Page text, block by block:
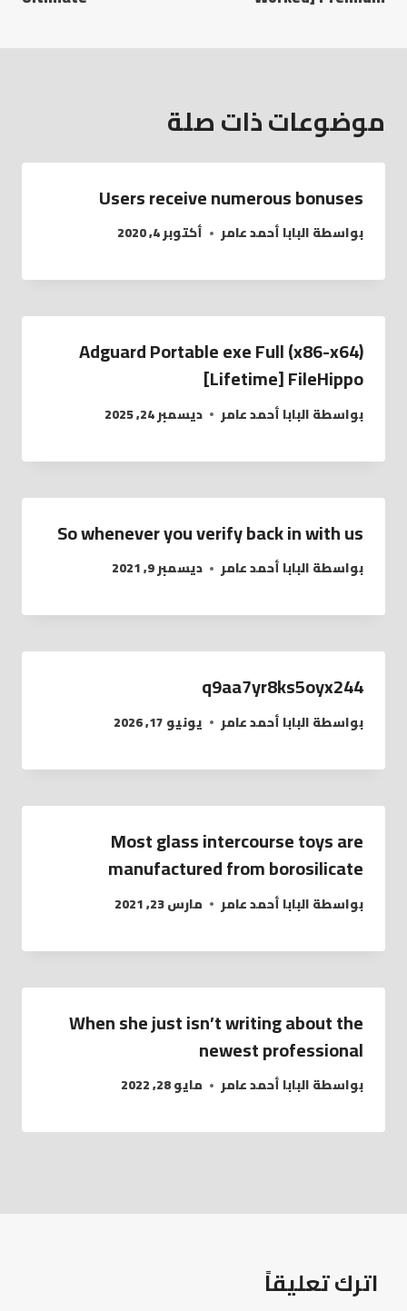
موضوعات ذات صلة
Users receive numerous bonuses
بواسطةالبابا أحمد عامر أكتوبر 4, 2020
Adguard Portable exe Full (x86-x64)
[Lifetime] FileHippo
بواسطةالبابا أحمد عامر ديسمبر 24, 2025
So whenever you verify back in with us
بواسطةالبابا أحمد عامر ديسمبر 9, 2021
q9aa7yr8ks5oyx244
بواسطةالبابا أحمد عامر يونيو 17, 2026
Most glass intercourse toys are
manufactured from borosilicate
بواسطةالبابا أحمد عامر مارس 23, 2021
When she just isn’t writing about the
newest professional
بواسطةالبابا أحمد عامر مايو 28, 2022
اترك تعليقاً